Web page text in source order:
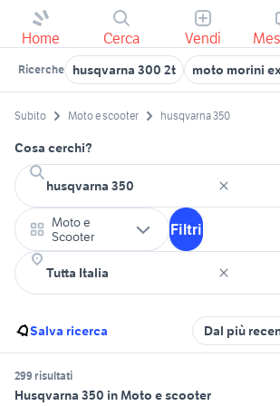
Home Cerca Vendi
Ricerche husqvarna 300 2t moto morini
Subito Moto e scooter husqvarna 350
Cosa cerchi?
Moto e
Scooter
Filtri
Salva ricerca Dal più
299 risultati
Husqvarna 350 in Moto e scooter